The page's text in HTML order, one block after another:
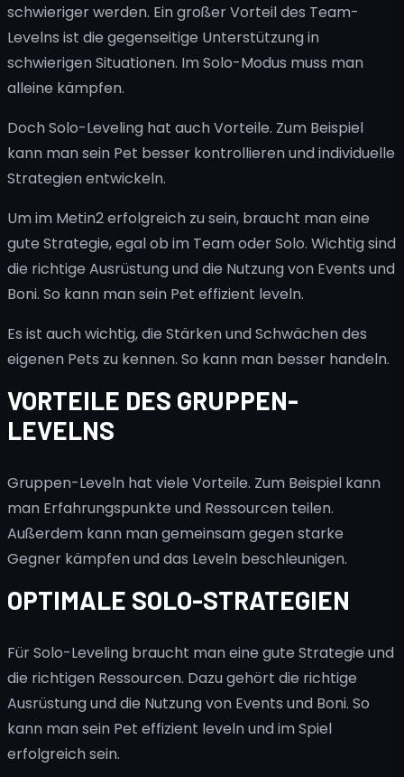
schwieriger werden. Ein großer Vorteil des Team-
Levelns ist die gegenseitige Unterstützung in
schwierigen Situationen. Im Solo-Modus muss man
alleine kämpfen.
Doch Solo-Leveling hat auch Vorteile. Zum Beispiel
kann man sein Pet besser kontrollieren und individuelle
Strategien entwickeln.
Um im Metin2 erfolgreich zu sein, braucht man eine
gute Strategie, egal ob im Team oder Solo. Wichtig sind
die richtige Ausrüstung und die Nutzung von Events und
Boni. So kann man sein Pet effizient leveln.
Es ist auch wichtig, die Stärken und Schwächen des
eigenen Pets zu kennen. So kann man besser handeln.
VORTEILE DES GRUPPEN-
LEVELNS
Gruppen-Leveln hat viele Vorteile. Zum Beispiel kann
man Erfahrungspunkte und Ressourcen teilen.
Außerdem kann man gemeinsam gegen starke
Gegner kämpfen und das Leveln beschleunigen.
OPTIMALE SOLO-STRATEGIEN
Für Solo-Leveling braucht man eine gute Strategie und
die richtigen Ressourcen. Dazu gehört die richtige
Ausrüstung und die Nutzung von Events und Boni. So
kann man sein Pet effizient leveln und im Spiel
erfolgreich sein.